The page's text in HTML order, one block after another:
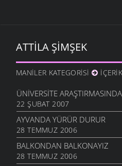
ATTILA ŞIMŞEK
MANILER KATEGORISI
ÜNIVERSITE
22 ŞUBAT 2007
AYVANDA YÜRÜR DURUR
28 TEMMUZ 2006
BALKONDAN BALKONAYIZ
28 TEMMUZ 2006